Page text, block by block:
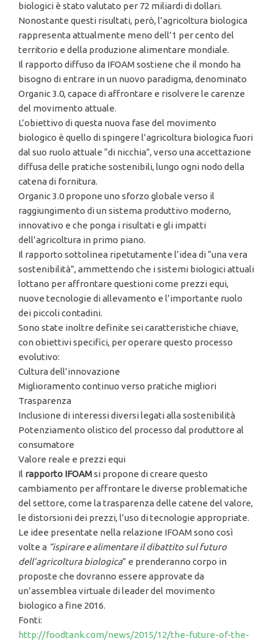
biologici è stato valutato per 72 miliardi di dollari.
Nonostante questi risultati, però, l’agricoltura biologica
rappresenta attualmente meno dell’1 per cento del
territorio e della produzione alimentare mondiale.
Il rapporto diffuso da IFOAM sostiene che il mondo ha
bisogno di entrare in un nuovo paradigma, denominato
Organic 3.0, capace di affrontare e risolvere le carenze
del movimento attuale.
L’obiettivo di questa nuova fase del movimento
biologico è quello di spingere l’agricoltura biologica fuori
dal suo ruolo attuale “di nicchia”, verso una accettazione
diffusa delle pratiche sostenibili, lungo ogni nodo della
catena di fornitura.
Organic 3.0 propone uno sforzo globale verso il
raggiungimento di un sistema produttivo moderno,
innovativo e che ponga i risultati e gli impatti
dell’agricoltura in primo piano.
Il rapporto sottolinea ripetutamente l’idea di “una vera
sostenibilità”, ammettendo che i sistemi biologici attuali
lottano per affrontare questioni come prezzi equi,
nuove tecnologie di allevamento e l’importante ruolo
dei piccoli contadini.
Sono state inoltre definite sei caratteristiche chiave,
con obiettivi specifici, per operare questo processo
evolutivo:
Cultura dell’innovazione
Miglioramento continuo verso pratiche migliori
Trasparenza
Inclusione di interessi diversi legati alla sostenibilità
Potenziamento olistico del processo dal produttore al
consumatore
Valore reale e prezzi equi
Il rapporto IFOAMsi propone di creare questo
cambiamento per affrontare le diverse problematiche
del settore, come la trasparenza delle catene del valore,
le distorsioni dei prezzi, l’uso di tecnologie appropriate.
Le idee presentate nella relazione IFOAM sono così
volte a “ispirare e alimentare il dibattito sul futuro
dell’agricoltura biologica” e prenderanno corpo in
proposte che dovranno essere approvate da
un’assemblea virtuale di leader del movimento
biologico a fine 2016.
Fonti:
http://foodtank.com/news/2015/12/the-future-of-the-